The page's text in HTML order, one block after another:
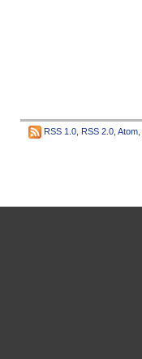
RSS 1.0 RSS 2.0 Atom